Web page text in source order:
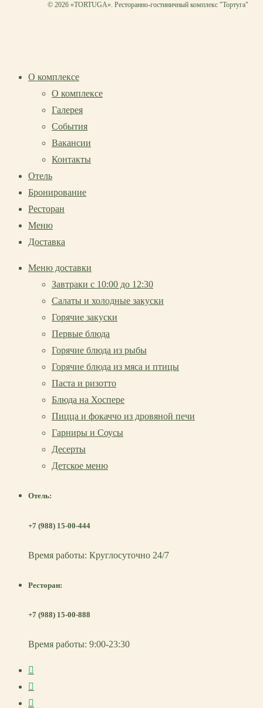
© 2026 «TORTUGA». Ресторанно-гостиничный комплекс "Тортуга"
О комплексе
О комплексе
Галерея
События
Вакансии
Контакты
Отель
Бронирование
Ресторан
Меню
Доставка
Меню доставки
Завтраки с 10:00 до 12:30
Салаты и холодные закуски
Горячие закуски
Первые блюда
Горячие блюда из рыбы
Горячие блюда из мяса и птицы
Паста и ризотто
Блюда на Хоспере
Пицца и фокаччо из дровяной печи
Гарниры и Соусы
Десерты
Детское меню
Отель:
+7 (988) 15-00-444
Время работы: Круглосуточно 24/7
Ресторан:
+7 (988) 15-00-888
Время работы: 9:00-23:30